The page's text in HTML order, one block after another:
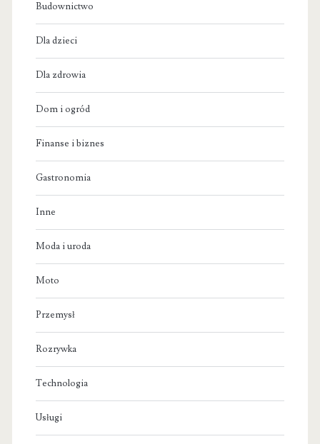
Budownictwo
Dla dzieci
Dla zdrowia
Dom i ogród
Finanse i biznes
Gastronomia
Inne
Moda i uroda
Moto
Przemysł
Rozrywka
Technologia
Usługi